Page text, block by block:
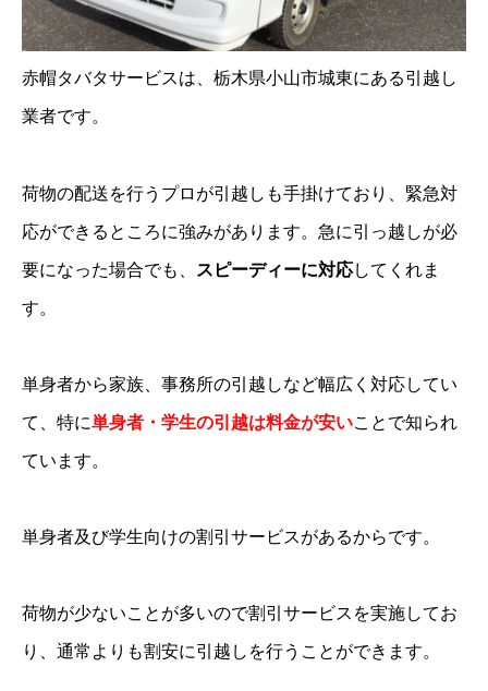
赤帽タバタサービスは、栃木県小山市城東にある引越し
業者です。
荷物の配送を行うプロが引越しも手掛けており、緊急対
応ができるところに強みがあります。急に引っ越しが必
要になった場合でも、 スピーディーに対応してくれま
す。
単身者から家族、事務所の引越しなど幅広く対応してい
て、特に単身者・学生の引越は料金が安いことで知られ
ています。
単身者及び学生向けの割引サービスがあるからです。
荷物が少ないことが多いので割引サービスを実施してお
り、通常よりも割安に引越しを行うことができます。